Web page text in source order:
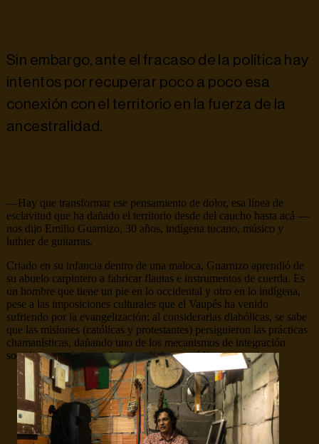
Sin embargo, ante el fracaso de la política hay
intentos por recuperar poco a poco esa
conexión con el territorio en la fuerza de la
ancestralidad.
—Hay que transformar ese pensamiento de dolor, esa línea de
esclavitud que ha dañado el territorio desde del caucho hasta acá —
nos dijo Emilio Guarnizo, 30 años, indígena tucano, músico y
luthier de guitarras.
Criado en su infancia dentro de una maloca, Guarnizo aprendió de
su abuelo carpintero a fabricar flautas e instrumentos de cuerda. Es
un hombre que tiene un pie en lo occidental y otro en lo indígena,
pese a las imposiciones culturales que el Vaupés ha venido
sufriendo por la evangelización: al considerarlas diabólicas, se sabe
que las misiones (católicas y protestantes) persiguieron las prácticas
chamanísticas, dañando uno de los mecanismos de integración
social y conocimiento de las tradiciones médicas y curativas.